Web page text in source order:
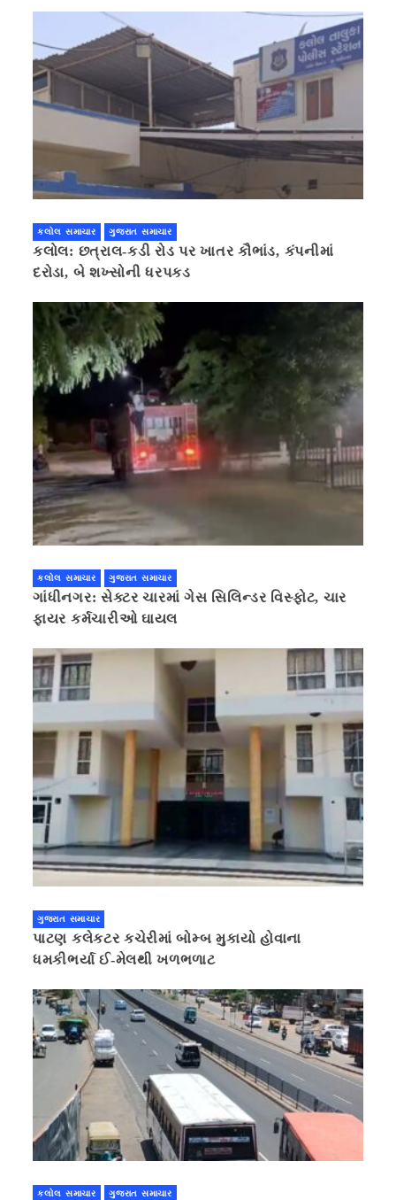
કલોલ સમાચાર ગુજરાત સમાચાર
કલોલ: છત્રાલ-કડી રોડ પર ખાતર કૌભાંડ, કંપનીમાં
દરોડા, બે શખ્સોની ધરપકડ
કલોલ સમાચાર ગુજરાત સમાચાર
ગાંધીનગર: સેક્ટર ચારમાં ગેસ સિલિન્ડર વિસ્ફોટ, ચાર
ફાયર કર્મચારીઓ ઘાયલ
ગુજરાત સમાચાર
પાટણ કલેકટર કચેરીમાં બોમ્બ મુકાયો હોવાના
ધમકીભર્યા ઈ-મેલથી ખળભળાટ
કલોલ સમાચાર ગુજરાત સમાચાર